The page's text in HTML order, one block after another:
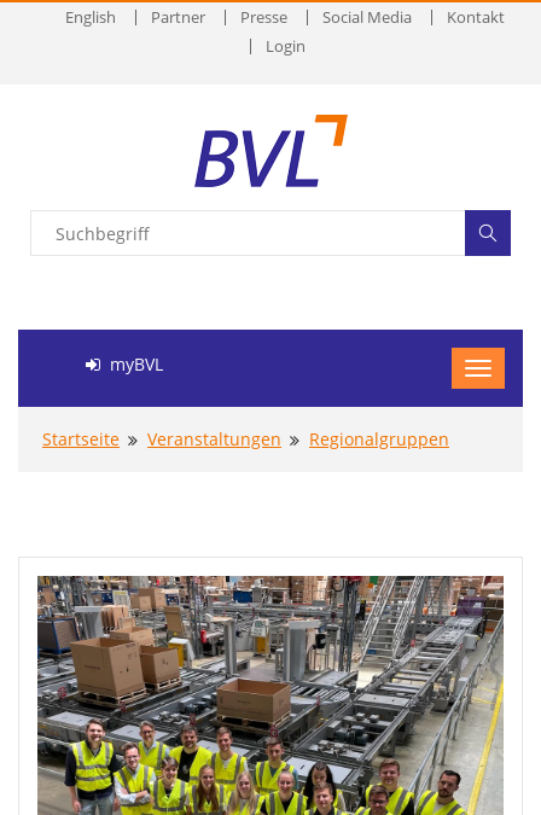
English Partner Presse Social Media
Kontakt
Login
myBVL
Startseite Veranstaltungen Regionalgruppen